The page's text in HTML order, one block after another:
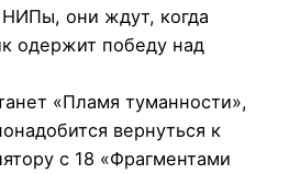
они ждут, когда
одержит победу над
«Пламя туманности»,
вернуться к
с 18 «Фрагментами